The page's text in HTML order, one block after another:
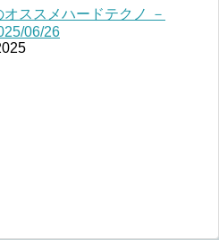
ススメハードテクノ －
06/26